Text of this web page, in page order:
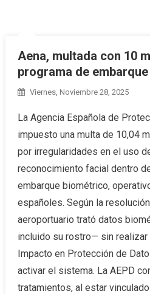
Aena, multada con 10
programa de
Viernes, Noviembre 28, 2025
La Agencia Española de
impuesto una multa de 10,04
por irregularidades en el uso
reconocimiento facial dentro
embarque biométrico,
españoles. Según la
aeroportuario trató datos
incluido su rostro— sin realizar
Impacto en Protección de
activar el sistema. La AEPD
tratamientos, al estar